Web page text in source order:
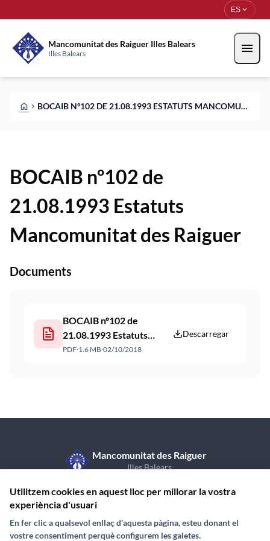
ES expand_more
Mancomunitat des Raiguer Illes Balears
Illes Balears menu
HOME CHEVRON_RIGHT BOCAIB Nº102 DE 21.08.1993 ESTATUTS MANCOMUNITAT DES RAIGUER
BOCAIB nº102 de
21.08.1993 Estatuts
Mancomunitat des Raiguer
Documents
BOCAIB nº102 de
21.08.1993 Estatuts
Mancomunitat des
PDF·1.6 MB·02/10/2018
Descarregar
Mancomunitat des Raiguer
Illes Balears
07350 Binissalem (Illes Balears)
Utilitzem cookies en aquest lloc per millorar la vostra
experiència d'usuari
En fer clic a qualsevol enllaç d'aquesta pàgina, esteu donant el
vostre consentiment perquè configurem les galetes.